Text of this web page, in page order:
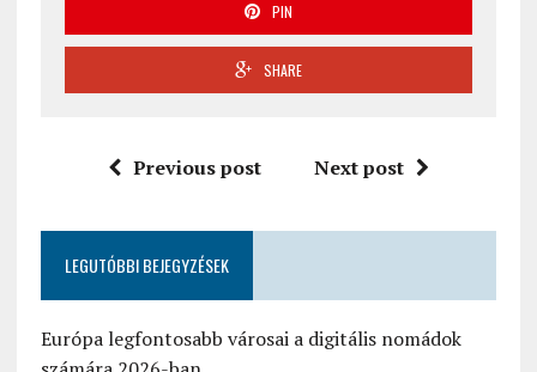
PIN
SHARE
Previous post Next post
LEGUTÓBBI BEJEGYZÉSEK
Európa legfontosabb városai a digitális nomádok